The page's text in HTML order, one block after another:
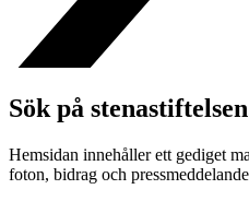
Sök på
Hemsidan innehåller ett gediget
foton, bidrag och